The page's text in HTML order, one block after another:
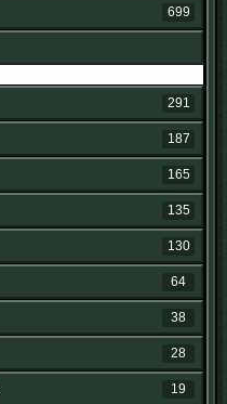
699
291
187
165
135
130
64
38
28
19